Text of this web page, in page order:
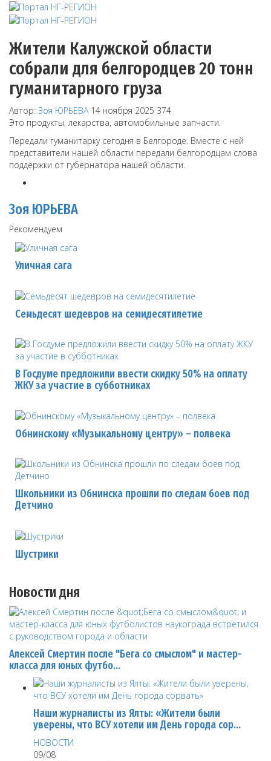
Жители Калужской области
собрали для белгородцев 20 тонн
гуманитарного груза
Автор: Зоя ЮРЬЕВА 14 ноября 2025 374
Это продукты, лекарства, автомобильные запчасти.
Передали гуманитарку сегодня в Белгороде. Вместе с ней
представители нашей области передали белгородцам слова
поддержки от губернатора нашей области.
Зоя ЮРЬЕВА
Рекомендуем
Уличная сага
Семьдесят шедевров на семидесятилетие
В Госдуме предложили ввести скидку 50% на оплату
ЖКУ за участие в субботниках
Обнинскому «Музыкальному центру» – полвека
Школьники из Обнинска прошли по следам боев под
Детчино
Шустрики
Новости дня
Алексей Смертин после "Бега со смыслом" и мастер-
класса для юных футбо…
Наши журналисты из Ялты: «Жители были
уверены, что ВСУ хотели им День города сор…
НОВОСТИ
09/08